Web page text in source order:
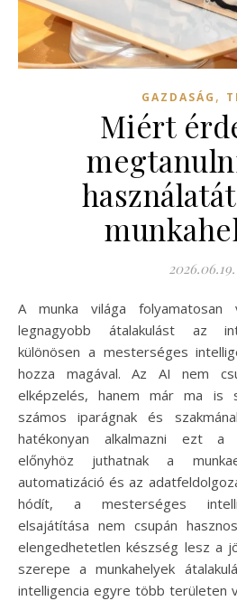
GAZDASÁG ,
Miért
2026.06.19.
A munka világa folyamatosan változik, és az egyik
legnagyobb átalakulást az
különösen a mesterséges
hozza magával. Az AI nem
elképzelés, hanem már ma is
számos iparágnak és
hatékonyan alkalmazni ezt a
előnyhöz juthatnak a
automatizáció és az
hódít, a mesterséges
elsajátítása nem csupán
elengedhetetlen készség lesz a
szerepe a munkahelyek
intelligencia egyre több területen